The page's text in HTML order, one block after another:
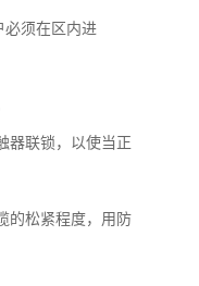
必须在区内进
器联锁，以使当正
的松紧程度，用防